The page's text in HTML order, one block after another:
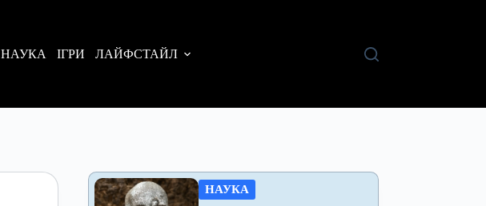
НАУКА ІГРИ ЛАЙФСТАЙЛ
НАУКА